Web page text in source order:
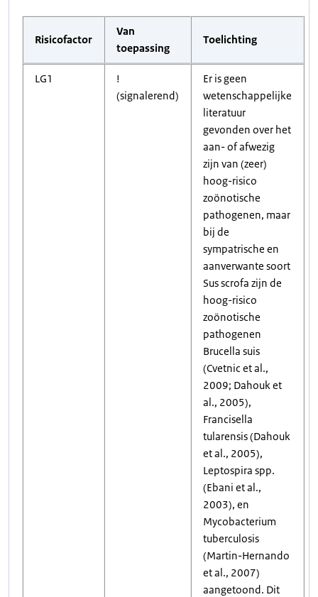
Risicofactor
Van
toepassing
Toelichting
LG1
!
(signalerend)
Er is geen
wetenschappelijke
literatuur
gevonden over het
aan- of afwezig
zijn van (zeer)
hoog-risico
zoönotische
pathogenen, maar
bij de
sympatrische en
aanverwante soort
Sus scrofa zijn de
hoog-risico
zoönotische
pathogenen
Brucella suis
(Cvetnic et al.,
2009; Dahouk et
al., 2005),
Francisella
tularensis (Dahouk
et al., 2005),
Leptospira spp.
(Ebani et al.,
2003), en
Mycobacterium
tuberculosis
(Martin-Hernando
et al., 2007)
aangetoond. Dit